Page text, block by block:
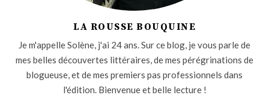
LA ROUSSE BOUQUINE
Je m'appelle Solène, j'ai 24 ans. Sur ce blog, je vous parle de
mes belles découvertes littéraires, de mes pérégrinations de
blogueuse, et de mes premiers pas professionnels dans
l'édition. Bienvenue et belle lecture !